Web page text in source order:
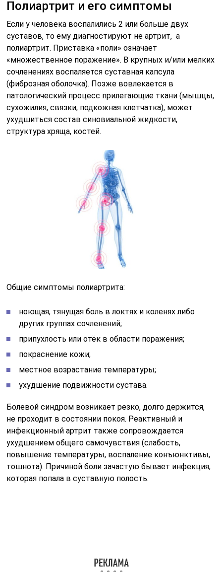
Полиартрит и его симптомы
Если у человека воспалились 2 или больше двух
суставов, то ему диагностируют не артрит, а
полиартрит. Приставка «поли» означает
«множественное поражение». В крупных и/или мелких
сочленениях воспаляется суставная капсула
(фиброзная оболочка). Позже вовлекается в
патологический процесс прилегающие ткани (мышцы,
сухожилия, связки, подкожная клетчатка), может
ухудшиться состав синовиальной жидкости,
структура хряща, костей.
Общие симптомы полиартрита:
ноющая, тянущая боль в локтях и коленях либо
других группах сочленений;
припухлость или отёк в области поражения;
покраснение кожи;
местное возрастание температуры;
ухудшение подвижности сустава.
Болевой синдром возникает резко, долго держится,
не проходит в состоянии покоя. Реактивный и
инфекционный артрит также сопровождается
ухудшением общего самочувствия (слабость,
повышение температуры, воспаление конъюнктивы,
тошнота). Причиной боли зачастую бывает инфекция,
которая попала в суставную полость.